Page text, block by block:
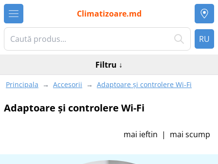
Climatizoare.md
RU
Principala → Accesorii → Adaptoare și controlere Wi-Fi
Adaptoare și controlere Wi-Fi
mai ieftin | mai scump
Filtru ↓